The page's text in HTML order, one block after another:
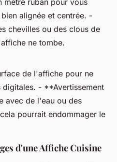
alignée et centrée. -
chevilles ou des clous de
ne tombe.
de l'affiche pour ne
digitales. - **Avertissement
avec de l'eau ou des
pourrait endommager le
d'une Affiche Cuisine